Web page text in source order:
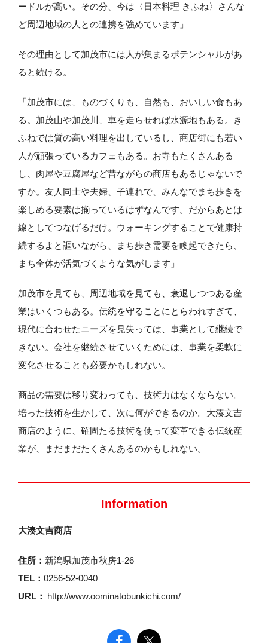
ードルが高い。その分、今は〈日本料理 きふね〉さんな
ど周辺地域の人との連携を強めています」
その理由として加茂市には人が集まるポテンシャルがあ
ると続ける。
「加茂市には、ものづくりも、自然も、おいしい食もあ
る。加茂山や加茂川、車を走らせれば水源地もある。き
ふねでは質の高い料理を出しているし、商店街にも若い
人が頑張っているカフェもある。お寺もたくさんある
し、肉屋や豆腐屋など昔ながらの商店もあるじゃないで
すか。友人同士や夫婦、子連れで、みんなでまち歩きを
楽しめる要素は揃っているはずなんです。だからあとは
線としてつなげるだけ。ウォーキングすることで健康持
続するよと謳いながら、まち歩き需要を喚起できたら、
まち全体が活気づくような気がします」
加茂市を見ても、周辺地域を見ても、衰退しつつある産
業はいくつもある。伝統を守ることにとらわれすぎて、
現代に合わせたニーズを見失っては、事業として継続で
きない。会社を継続させていくためには、事業を柔軟に
変化させることも必要かもしれない。
商品の需要は移り変わっても、技術力はなくならない。
培った技術を生かして、次に何ができるのか。大湊文吉
商店のように、確固たる技術を使って変革できる伝統産
業が、まだまだたくさんあるのかもしれない。
Information
大湊文吉商店
住所： 新潟県加茂市秋房1-26
TEL： 0256-52-0040
URL： http://www.oominatobunkichi.com/